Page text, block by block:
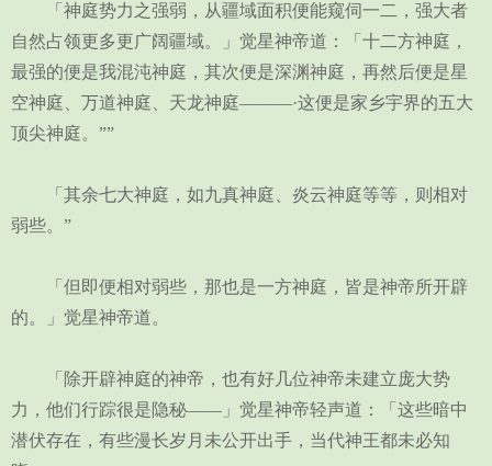
「神庭势力之强弱，从疆域面积便能窥伺一二，强大者
自然占领更多更广阔疆域。」觉星神帝道：「十二方神庭，
最强的便是我混沌神庭，其次便是深渊神庭，再然后便是星
空神庭、万道神庭、天龙神庭———·这便是家乡宇界的五大
顶尖神庭。””
「其余七大神庭，如九真神庭、炎云神庭等等，则相对
弱些。”
「但即便相对弱些，那也是一方神庭，皆是神帝所开辟
的。」觉星神帝道。
「除开辟神庭的神帝，也有好几位神帝未建立庞大势
力，他们行踪很是隐秘——」觉星神帝轻声道：「这些暗中
潜伏存在，有些漫长岁月未公开出手，当代神王都未必知